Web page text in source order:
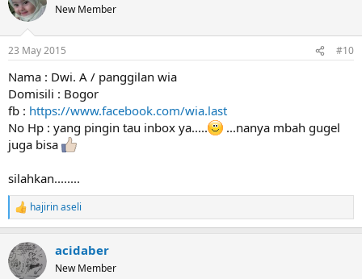
New Member
23 May 2015 #10
Nama : Dwi. A / panggilan wia
Domisili : Bogor
fb : https://www.facebook.com/wia.last
No Hp : yang pingin tau inbox ya.....
...nanya mbah gugel
juga bisa
silahkan........
R
e
c
t
hajirin aseli
acidaber
New Member